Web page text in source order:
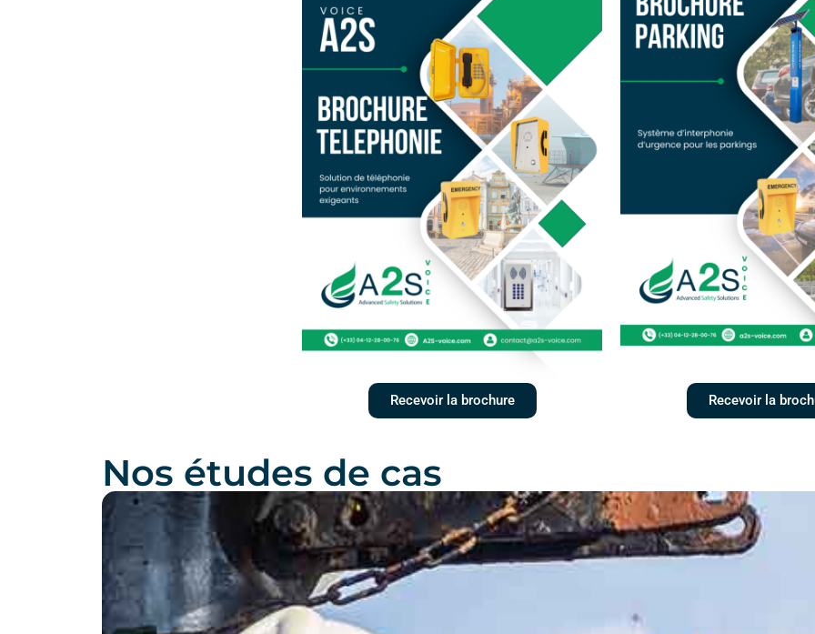
Recevoir la brochure Recevoir la
Nos études de cas